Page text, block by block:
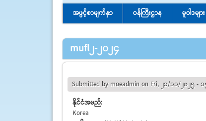
အဖွင့်စာမျက်နှာ ဝန်ကြီးဌာန မူဝါဒများ
mufl2-2024
Submitted bymoeadminon Fri, 21/11/2025 -
နိုင်ငံအမည်:
Korea